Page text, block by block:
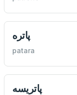
پاتره
patara
پاتریسه